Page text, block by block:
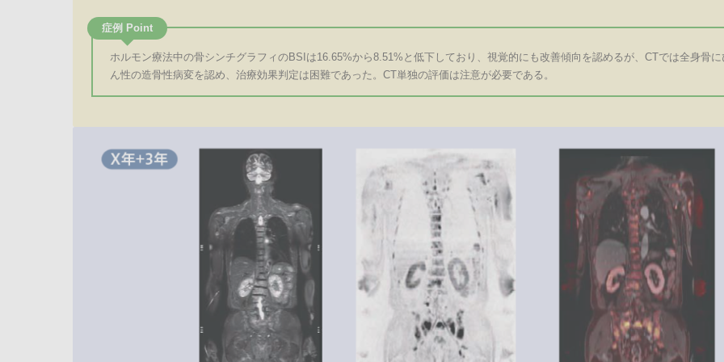
症例 Point
ホルモン療法中の骨シンチグラフィのBSIは16.65%から8.51%と低下しており、視覚的にも改善傾向を認めるが、CTでは全身骨に
ん性の造骨性病変を認め、治療効果判定は困難であった。CT単独の評価は注意が必要である。